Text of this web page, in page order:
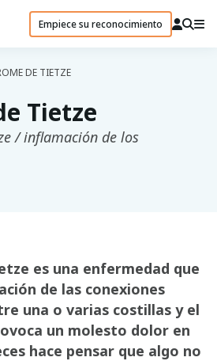
Empiece su reconocimiento
DE TIETZE
Tietze
/ inflamación de los
es una enfermedad que
de las conexiones
una o varias costillas y el
un molesto dolor en
hace pensar que algo no